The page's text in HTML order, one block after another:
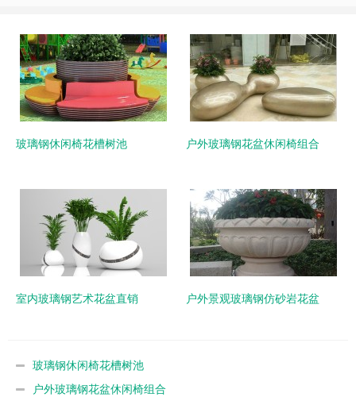
玻璃钢休闲椅花槽树池 户外玻璃钢花盆休闲椅组合
室内玻璃钢艺术花盆直销 户外景观玻璃钢仿砂岩花盆
玻璃钢休闲椅花槽树池
户外玻璃钢花盆休闲椅组合